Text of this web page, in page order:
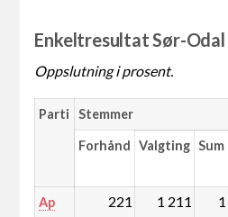
Enkeltresultat Sør-Odal
Oppslutning i prosent.
Parti Stemmer
Forhånd Valgting Sum
Ap 221 1 211
1